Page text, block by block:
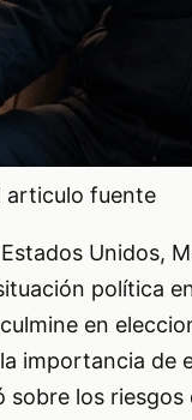
articulo fuente
Unidos,
política
en
importancia de
sobre los